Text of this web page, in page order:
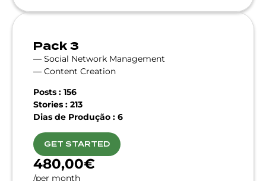
Pack 3
— Social Network Management
— Content Creation
Posts : 156
Stories : 213
Dias de Produção : 6
GET STARTED
480,00€
/per month